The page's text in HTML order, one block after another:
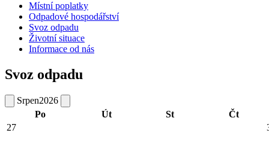
Místní poplatky
Odpadové hospodářství
Svoz odpadu
Životní situace
Informace od nás
Svoz odpadu
Srpen2026
Po
Út St
Čt
27